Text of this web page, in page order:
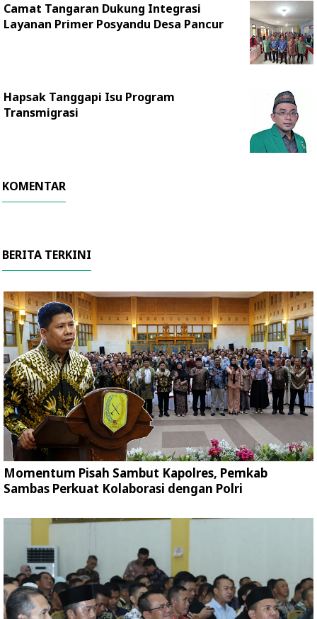
Camat Tangaran Dukung Integrasi
Layanan Primer Posyandu Desa Pancur
Hapsak Tanggapi Isu Program
Transmigrasi
KOMENTAR
BERITA TERKINI
Momentum Pisah Sambut Kapolres, Pemkab
Sambas Perkuat Kolaborasi dengan Polri